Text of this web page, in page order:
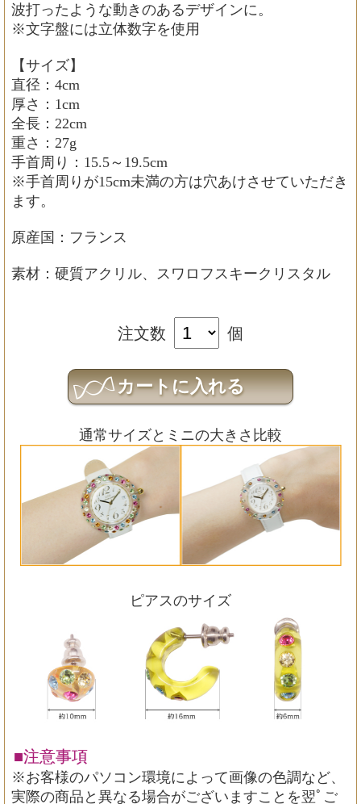
波打ったような動きのあるデザインに。
※文字盤には立体数字を使用
【サイズ】
直径：4cm
厚さ：1cm
全長：22cm
重さ：27g
手首周り：15.5～19.5cm
※手首周りが15cm未満の方は穴あけさせていただき
ます。
原産国：フランス
素材：硬質アクリル、スワロフスキークリスタル
注文数 個
通常サイズとミニの大きさ比較
ピアスのサイズ
■注意事項
※お客様のパソコン環境によって画像の色調など、
実際の商品と異なる場合がございますことを翌ﾟご